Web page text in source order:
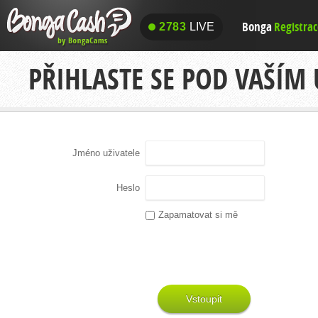
2783 LIVE
2783 LIVE Bonga
PŘIHLASTE SE POD VAŠÍM
Jméno uživatele
Heslo
Zapamatovat si mě
Vstoupit